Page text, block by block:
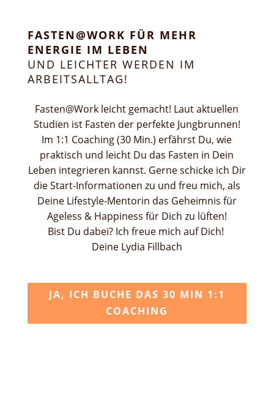
FASTEN@WORK FÜR MEHR
ENERGIE IM LEBEN
UND LEICHTER WERDEN IM
ARBEITSALLTAG!
Fasten@Work leicht gemacht! Laut aktuellen
Studien ist Fasten der perfekte Jungbrunnen!
Im 1:1 Coaching (30 Min.) erfährst Du, wie
praktisch und leicht Du das Fasten in Dein
Leben integrieren kannst. Gerne schicke ich Dir
die Start-Informationen zu und freu mich, als
Deine Lifestyle-Mentorin das Geheimnis für
Ageless & Happiness für Dich zu lüften!
Bist Du dabei? Ich freue mich auf Dich!
Deine Lydia Fillbach
JA, ICH BUCHE DAS 30 MIN 1:1
COACHING